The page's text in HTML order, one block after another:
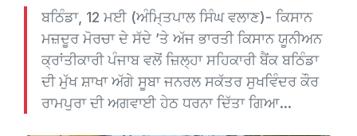
ਬਠਿੰਡਾ, 12 ਮਈ (ਅੰਮਿ੍ਤਪਾਲ ਸਿੰਘ ਵਲਾਣ)- ਕਿਸਾਨ
ਮਜ਼ਦੂਰ ਮੋਰਚਾ ਦੇ ਸੱਦੇ ’ਤੇ ਅੱਜ ਭਾਰਤੀ ਕਿਸਾਨ ਯੂਨੀਅਨ
ਕ੍ਰਾਂਤੀਕਾਰੀ ਪੰਜਾਬ ਵਲੋਂ ਜ਼ਿਲ੍ਹਾ ਸਹਿਕਾਰੀ ਬੈਂਕ ਬਠਿੰਡਾ
ਦੀ ਮੁੱਖ ਸ਼ਾਖਾ ਅੱਗੇ ਸੂਬਾ ਜਨਰਲ ਸਕੱਤਰ ਸੁਖਵਿੰਦਰ ਕੌਰ
ਰਾਮਪੁਰਾ ਦੀ ਅਗਵਾਈ ਹੇਠ ਧਰਨਾ ਦਿੱਤਾ ਗਿਆ...